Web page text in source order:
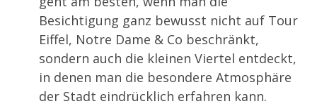
Besichtigung ganz bewusst nicht auf Tour
Eiffel, Notre Dame & Co beschränkt,
sondern auch die kleinen Viertel entdeckt,
in denen man die besondere Atmosphäre
der Stadt eindrücklich erfahren kann.